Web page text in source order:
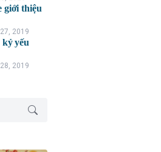
giới thiệu
2019
kỷ yếu
2019